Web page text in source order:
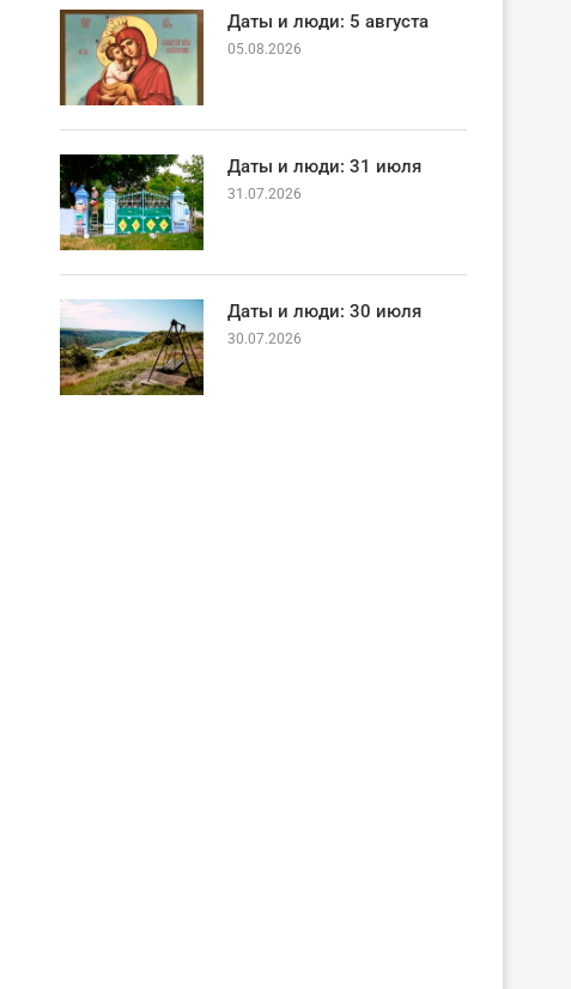
Даты и люди: 5 августа
05.08.2026
Даты и люди: 31 июля
31.07.2026
Даты и люди: 30 июля
30.07.2026